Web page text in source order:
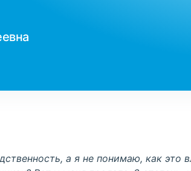
а я не понимаю, как это